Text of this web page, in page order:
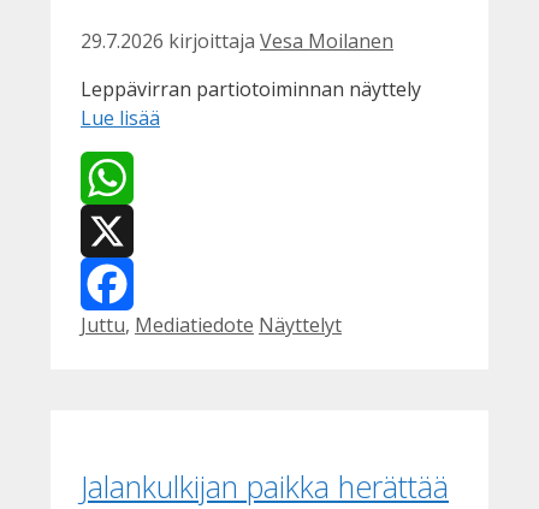
29.7.2026 kirjoittaja Vesa Moilanen
Leppävirran partiotoiminnan näyttely
Lue lisää
WhatsApp
X
Facebook
Kategoriat
Juttu, Mediatiedote Avainsanat
Näyttelyt
Jalankulkijan paikka herättää